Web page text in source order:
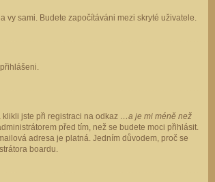
vy sami. Budete započítáváni mezi skryté uživatele.
jste při registraci na odkaz …a je mi méně než
před tím, než se budete moci přihlásit.
adresa je platná. Jedním důvodem, proč se
boardu.